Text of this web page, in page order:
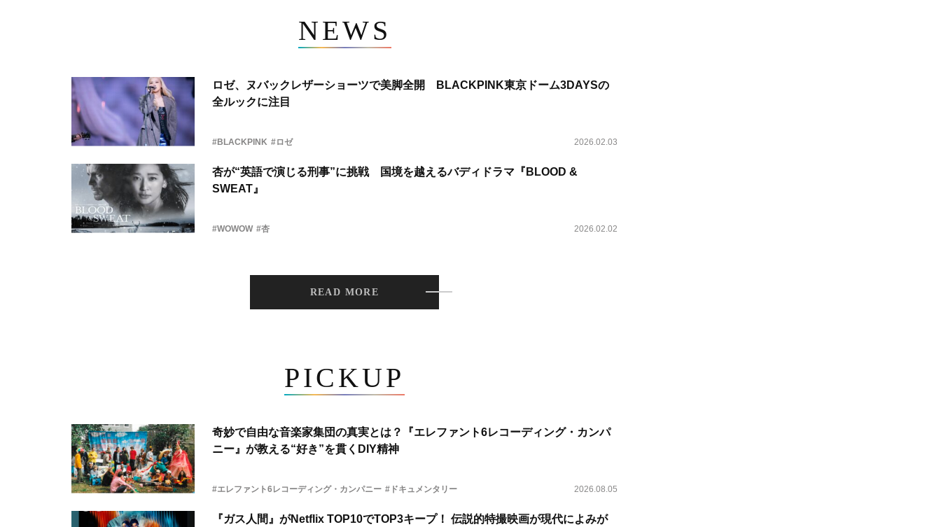
NEWS
ロゼ、ヌバックレザーショーツで美脚全開 BLACKPINK東京ドーム3DAYSの
全ルックに注目
#BLACKPINK #ロゼ 2026.02.03
杏が“英語で演じる刑事”に挑戦 国境を越えるバディドラマ『BLOOD &
SWEAT』
#WOWOW #杏 2026.02.02
READ MORE
PICKUP
奇妙で自由な音楽家集団の真実とは？『エレファント6レコーディング・カンパ
ニー』が教える“好き”を貫くDIY精神
#エレファント6レコーディング・カンパニー #ドキュメンタリー 2026.08.05
『ガス人間』がNetflix TOP10でTOP3キープ！ 伝説的特撮映画が現代によみが